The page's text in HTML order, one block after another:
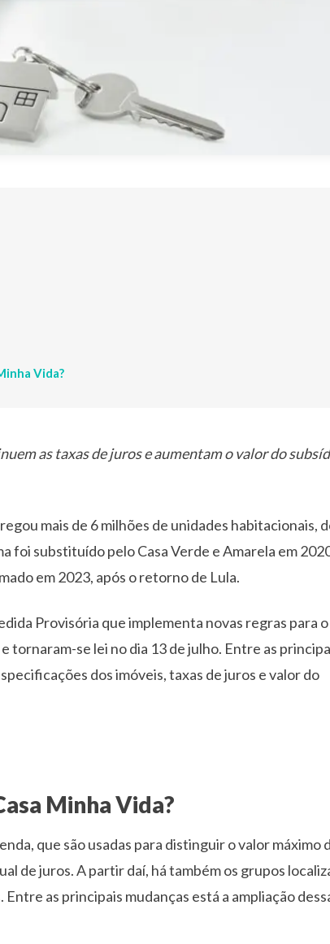
Vida?
as taxas de juros e aumentam o valor do
mais de 6 milhões de unidades habitacionais,
foi substituído pelo Casa Verde e Amarela em
em 2023, após o retorno de Lula.
Provisória que implementa novas regras para o
tornaram-se lei no dia 13 de julho. Entre as
dos imóveis, taxas de juros e valor do
Minha Vida?
que são usadas para distinguir o valor máximo
de juros. A partir daí, há também os grupos
as principais mudanças está a ampliação